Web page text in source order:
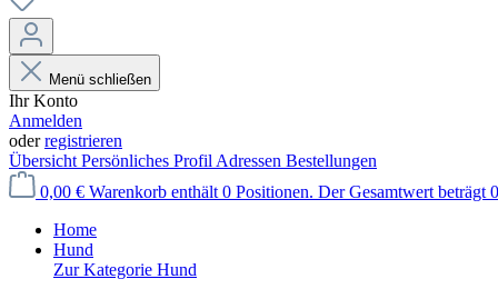
Menü schließen
Ihr Konto
Anmelden
oderregistrieren
Übersicht Persönliches Profil Adressen Bestellungen
0,00 € Warenkorb enthält 0 Positionen. Der Gesamtwert beträgt
Home
Hund
Zur Kategorie Hund